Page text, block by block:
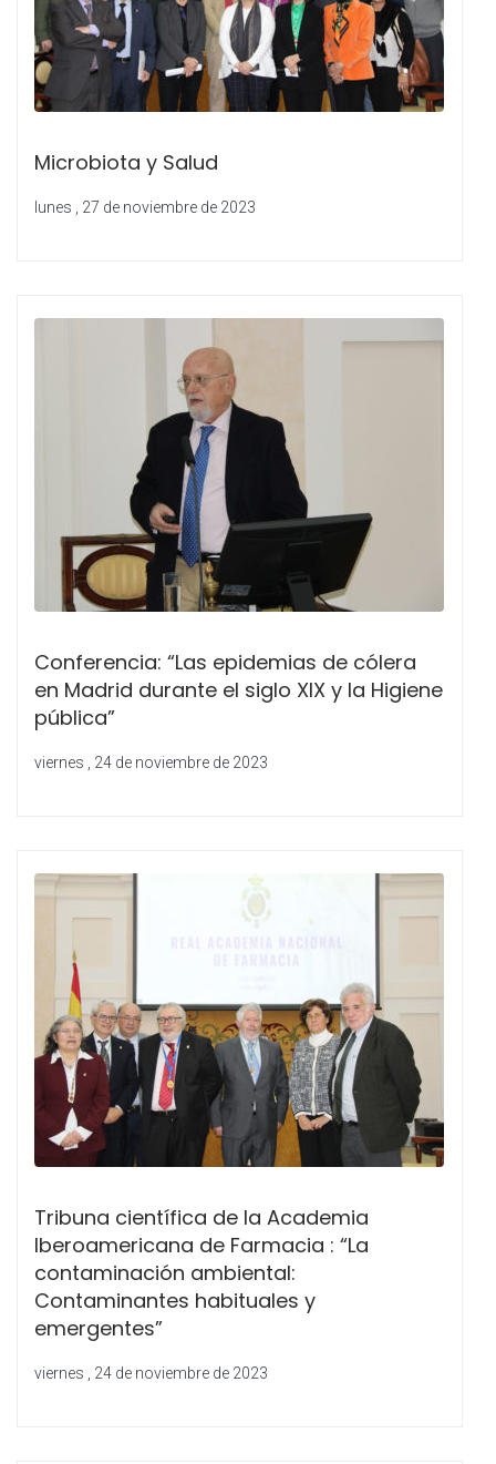
Microbiota y Salud
lunes , 27 de noviembre de 2023
Conferencia: “Las epidemias de cólera
en Madrid durante el siglo XIX y la Higiene
pública”
viernes , 24 de noviembre de 2023
Tribuna científica de la Academia
Iberoamericana de Farmacia : “La
contaminación ambiental:
Contaminantes habituales y
emergentes”
viernes , 24 de noviembre de 2023